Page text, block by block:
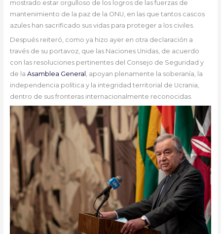
mostrado estar orgulloso de los logros de las fuerzas de
mantenimiento de la paz de la ONU, en las que tantos cascos
azules han sacrificado sus vidas para proteger a los civiles.
Después reiteró, como ya hizo ayer en otra declaración a
través de su portavoz, que las Naciones Unidas, de acuerdo
con las resoluciones pertinentes del Consejo de Seguridad y
de la Asamblea General , apoyan plenamente la soberanía, la
independencia política y la integridad territorial de Ucrania,
dentro de sus fronteras internacionalmente reconocidas.